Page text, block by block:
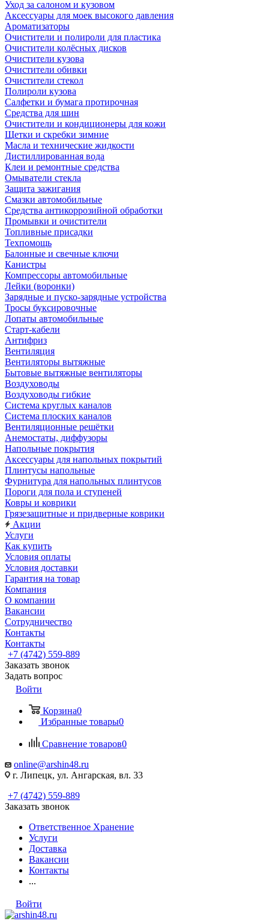
Уход за салоном и кузовом
Аксессуары для моек высокого давления
Ароматизаторы
Очистители и полироли для пластика
Очистители колёсных дисков
Очистители кузова
Очистители обивки
Очистители стекол
Полироли кузова
Салфетки и бумага протирочная
Средства для шин
Очистители и кондиционеры для кожи
Щетки и скребки зимние
Масла и технические жидкости
Дистиллированная вода
Клеи и ремонтные средства
Омыватели стекла
Защита зажигания
Смазки автомобильные
Средства антикоррозийной обработки
Промывки и очистители
Топливные присадки
Техпомощь
Балонные и свечные ключи
Канистры
Компрессоры автомобильные
Лейки (воронки)
Зарядные и пуско-зарядные устройства
Тросы буксировочные
Лопаты автомобильные
Старт-кабели
Антифриз
Вентиляция
Вентиляторы вытяжные
Бытовые вытяжные вентиляторы
Воздуховоды
Воздуховоды гибкие
Система круглых каналов
Система плоских каналов
Вентиляционные решётки
Анемостаты, диффузоры
Напольные покрытия
Аксессуары для напольных покрытий
Плинтусы напольные
Фурнитура для напольных плинтусов
Пороги для пола и ступеней
Ковры и коврики
Грязезащитные и придверные коврики
Акции
Услуги
Как купить
Условия оплаты
Условия доставки
Гарантия на товар
Компания
О компании
Вакансии
Сотрудничество
Контакты
Контакты
+7 (4742) 559-889
Заказать звонок
Задать вопрос
Войти
Корзина0
Избранные товары0
Сравнение товаров0
online@arshin48.ru
г. Липецк, ул. Ангарская, вл. 33
+7 (4742) 559-889
Заказать звонок
Ответственное Хранение
Услуги
Доставка
Вакансии
Контакты
...
Войти